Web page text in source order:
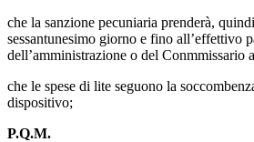
che la sanzione pecuniaria prenderà,
sessantunesimo giorno e fino all’effettivo
dell’amministrazione o del Conmmissario
che le spese di lite seguono la
dispositivo;
P.Q.M.